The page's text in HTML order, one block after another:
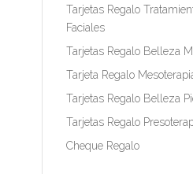
Tarjetas Regalo
Faciales
Tarjetas Regalo Belleza
Tarjeta Regalo
Tarjetas Regalo Belleza
Tarjetas Regalo
Cheque Regalo